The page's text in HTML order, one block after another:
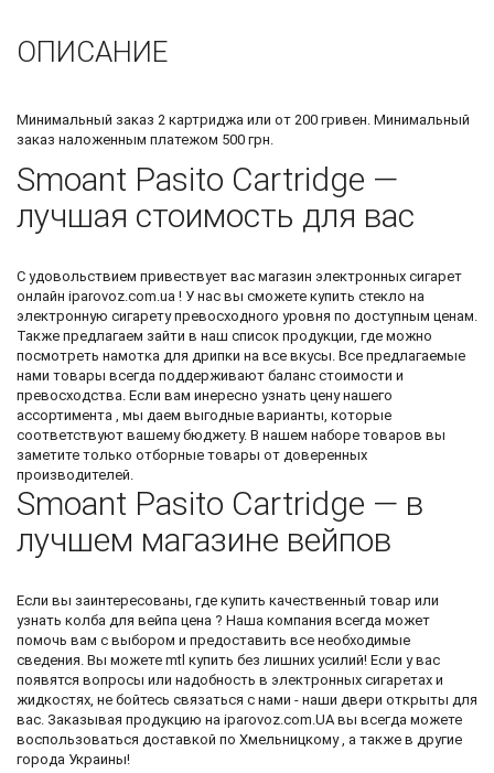
ОПИСАНИЕ
Минимальный заказ 2 картриджа или от 200 гривен. Минимальный
заказ наложенным платежом 500 грн.
Smoant Pasito Cartridge —
лучшая стоимость для вас
С удовольствием привествует вас магазин электронных сигарет
онлайн iparovoz.com.ua ! У нас вы сможете купить стекло на
электронную сигаретупревосходного уровня по доступным ценам.
Также предлагаем зайти в наш список продукции, где можно
посмотреть намотка для дрипки на все вкусы. Все предлагаемые
нами товары всегда поддерживают баланс стоимости и
превосходства. Если вам инересно узнать цену нашего
ассортимента , мы даем выгодные варианты, которые
соответствуют вашему бюджету. В нашем наборе товаров вы
заметите только отборные товары от доверенных
производителей.
Smoant Pasito Cartridge — в
лучшем магазине вейпов
Если вы заинтересованы, где купить качественный товар или
узнать колба для вейпа цена ? Наша компания всегда может
помочь вам с выбором и предоставить все необходимые
сведения. Вы можете mtl купить без лишних усилий! Если у вас
появятся вопросы или надобность в электронных сигаретах и
жидкостях, не бойтесь связаться с нами - наши двери открыты для
вас. Заказывая продукцию на iparovoz.com.UA вы всегда можете
воспользоваться доставкой по Хмельницкому , а также в другие
города Украины!